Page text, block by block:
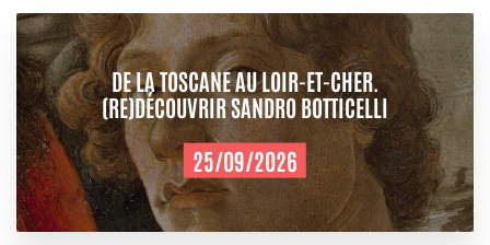
DE LA TOSCANE AU LOIR-ET-CHER.
(RE)DÉCOUVRIR SANDRO BOTTICELLI
25/09/2026